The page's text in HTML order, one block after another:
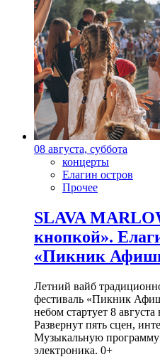
08 августа, суббота
концерты
Елагин остров
Прочее
SLAVA
кнопкой».
«Пикник
Летний вайб
фестиваль «Пикник
небом стартует 8
Развернут пять сцен,
Музыкальную программу
электроника. 0+